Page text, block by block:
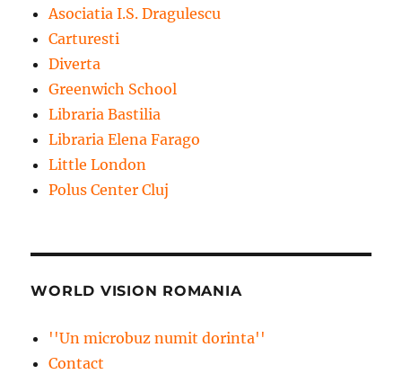
Asociatia I.S. Dragulescu
Carturesti
Diverta
Greenwich School
Libraria Bastilia
Libraria Elena Farago
Little London
Polus Center Cluj
WORLD VISION ROMANIA
''Un microbuz numit dorinta''
Contact